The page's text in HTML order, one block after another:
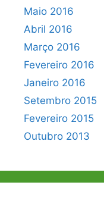
Maio 2016
Abril 2016
Março 2016
Fevereiro 2016
Janeiro 2016
Setembro 2015
Fevereiro 2015
Outubro 2013